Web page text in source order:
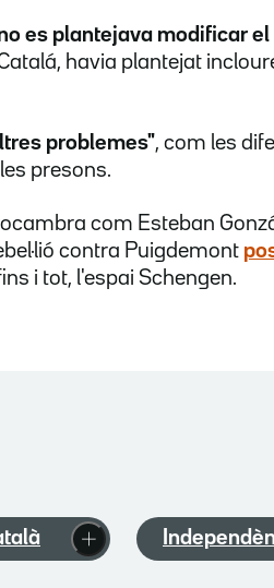
es plantejava modificar
havia plantejat
problemes", com les
presons.
com Esteban
contra Puigdemont
i tot, l'espai Schengen.